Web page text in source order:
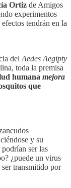
Ortiz de Amigos
experimentos
tendrán en la
del Aedes Aegipty
toda la premisa
humana mejora
que
y su
ser las
¿puede un virus
transmitido por